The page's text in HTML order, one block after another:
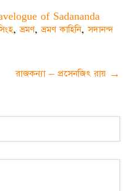
of Sadananda
,ভ্রমণ,ভ্রমণ কাহিনি,সদানন্দ
রাজকন্যা – প্রসেনজিৎ রায় →